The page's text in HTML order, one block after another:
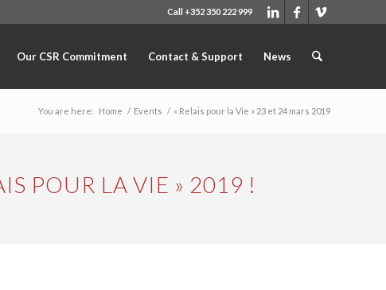
Call +352 350 222 999
Our CSR Commitment Contact & Support News
You are here: Home / Events / « Relais pour la Vie » 23 et 24 mars 2019
POUR LA VIE » 2019 !